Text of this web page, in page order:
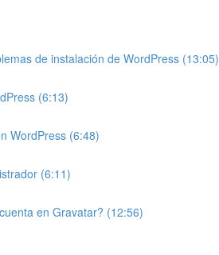
de instalación de WordPress (13:05)
(6:13)
WordPress (6:48)
(6:11)
en Gravatar? (12:56)